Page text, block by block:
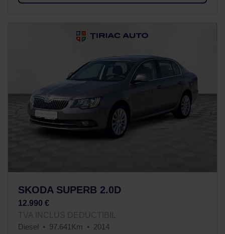
SKODA SUPERB 2.0D
12.990 €
TVA INCLUS DEDUCTIBIL
Diesel
97.641Km 2014